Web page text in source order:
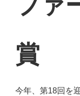
賞
今年、第18回を